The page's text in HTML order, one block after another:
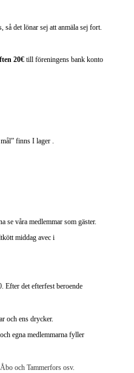
så det lönar sej att anmäla sej fort.
20€ till föreningens bank konto
finns I lager .
se våra medlemmar som gäster.
middag avec i
Efter det efterfest beroende
och ens drycker.
egna medlemmarna fyller
och Tammerfors osv.